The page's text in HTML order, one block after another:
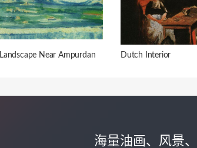
Landscape Near Ampurdan Dutch Interior
海量油画、风景